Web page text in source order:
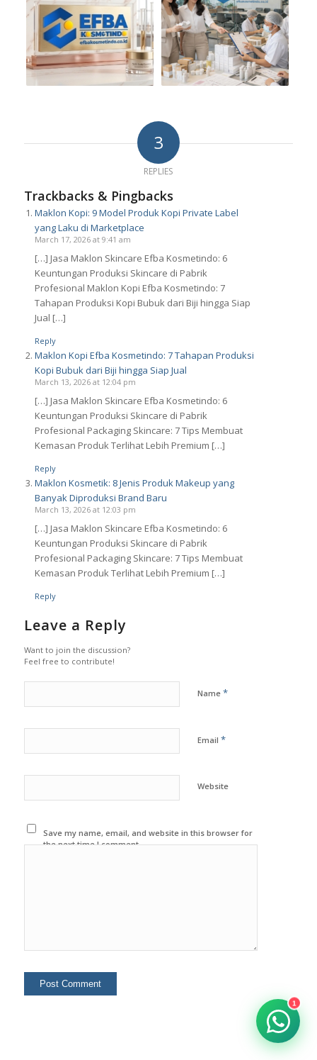
3
REPLIES
Trackbacks & Pingbacks
Maklon Kopi: 9 Model Produk Kopi Private Label
yang Laku di Marketplace
March 17, 2026 at 9:41 am
[…] Jasa Maklon Skincare Efba Kosmetindo: 6
Keuntungan Produksi Skincare di Pabrik
Profesional Maklon Kopi Efba Kosmetindo: 7
Tahapan Produksi Kopi Bubuk dari Biji hingga Siap
Jual […]
Reply
Maklon Kopi Efba Kosmetindo: 7 Tahapan Produksi
Kopi Bubuk dari Biji hingga Siap Jual
March 13, 2026 at 12:04 pm
[…] Jasa Maklon Skincare Efba Kosmetindo: 6
Keuntungan Produksi Skincare di Pabrik
Profesional Packaging Skincare: 7 Tips Membuat
Kemasan Produk Terlihat Lebih Premium […]
Reply
Maklon Kosmetik: 8 Jenis Produk Makeup yang
Banyak Diproduksi Brand Baru
March 13, 2026 at 12:03 pm
[…] Jasa Maklon Skincare Efba Kosmetindo: 6
Keuntungan Produksi Skincare di Pabrik
Profesional Packaging Skincare: 7 Tips Membuat
Kemasan Produk Terlihat Lebih Premium […]
Reply
Leave a Reply
Want to join the discussion?
Feel free to contribute!
Name *
Email *
Website
Save my name, email, and website in this browser for
the next time I comment.
1